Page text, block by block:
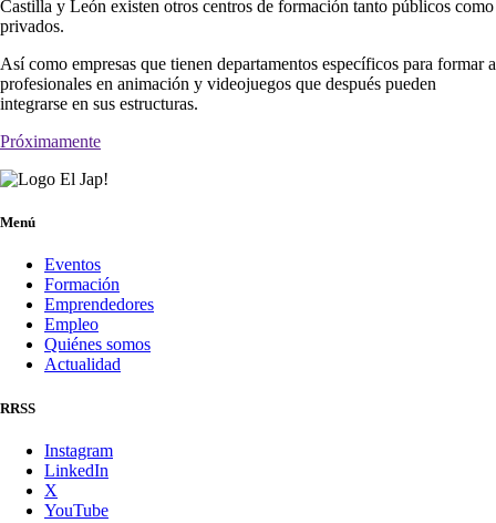
Castilla y León existen otros centros de formación tanto públicos como
privados.
Así como empresas que tienen departamentos específicos para formar a
profesionales en animación y videojuegos que después pueden
integrarse en sus estructuras.
Próximamente
Menú
Eventos
Formación
Emprendedores
Empleo
Quiénes somos
Actualidad
RRSS
Instagram
LinkedIn
X
YouTube